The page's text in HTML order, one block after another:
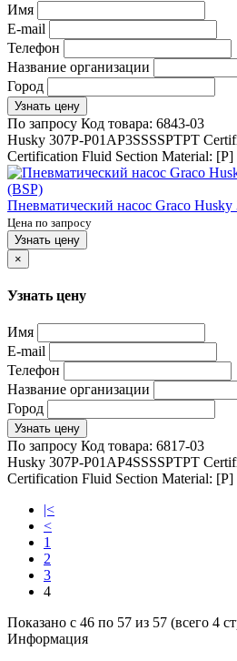
Имя
E-mail
Телефон
Название организации
Город
Узнать цену
По запросу Код товара: 6843-03
Husky 307P-P01AP3SSSSPTPT
Certification Fluid Section Material: [P]
Пневматический насос Graco Husky
Цена по запросу
Узнать цену
×
Узнать цену
Имя
E-mail
Телефон
Название организации
Город
Узнать цену
По запросу Код товара: 6817-03
Husky 307P-P01AP4SSSSPTPT
Certification Fluid Section Material: [P]
|<
<
1
2
3
4
Показано с 46 по 57 из 57 (всего 4
Информация